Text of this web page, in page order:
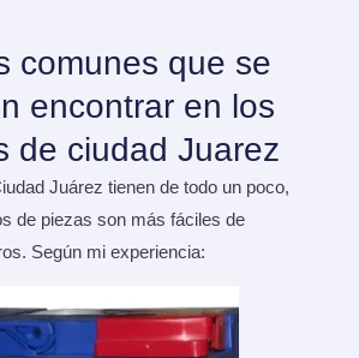
comunes que se
encontrar en los
de ciudad Juarez
Juárez tienen de todo un poco,
de piezas son más fáciles de
Según mi experiencia: